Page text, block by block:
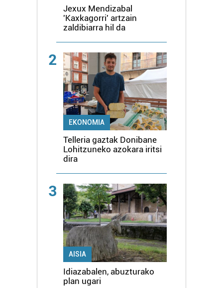
Jexux Mendizabal
'Kaxkagorri' artzain
zaldibiarra hil da
2
EKONOMIA
Telleria gaztak Donibane
Lohitzuneko azokara iritsi
dira
3
AISIA
Idiazabalen, abuzturako
plan ugari